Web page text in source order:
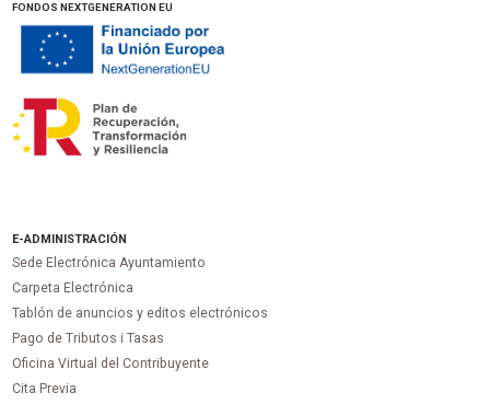
FONDOS NEXTGENERATION EU
E-ADMINISTRACIÓN
Sede Electrónica Ayuntamiento
Carpeta Electrónica
Tablón de anuncios y editos electrónicos
Pago de Tributos i Tasas
Oficina Virtual del Contribuyente
Cita Previa